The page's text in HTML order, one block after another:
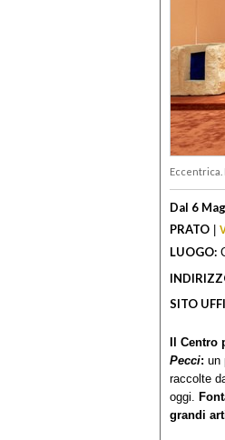
Eccentrica.
Dal 6
PRATO |
LUOGO:
SITO
Il Centro
Pecci: un
raccolte
oggi.
grandi